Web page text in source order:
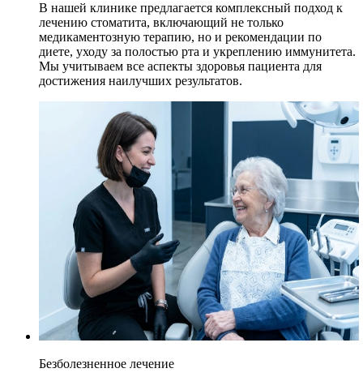
В нашей клинике предлагается комплексный подход к
лечению стоматита, включающий не только
медикаментозную терапию, но и рекомендации по
диете, уходу за полостью рта и укреплению иммунитета.
Мы учитываем все аспекты здоровья пациента для
достижения наилучших результатов.
Безболезненное лечение